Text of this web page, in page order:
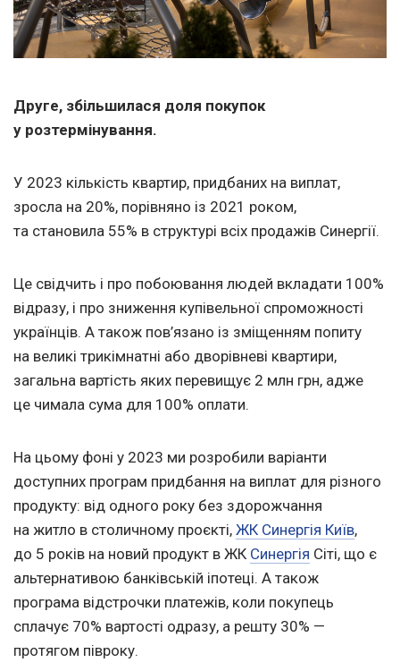
Друге, збільшилася доля покупок
у розтермінування.
У 2023 кількість квартир, придбаних на виплат,
зросла на 20%, порівняно із 2021 роком,
та становила 55% в структурі всіх продажів Синергії.
Це свідчить і про побоювання людей вкладати 100%
відразу, і про зниження купівельної спроможності
українців. А також пов’язано із зміщенням попиту
на великі трикімнатні або дворівневі квартири,
загальна вартість яких перевищує 2 млн грн, адже
це чимала сума для 100% оплати.
На цьому фоні у 2023 ми розробили варіанти
доступних програм придбання на виплат для різного
продукту: від одного року без здорожчання
на житло в столичному проєкті, ЖК Синергія Київ,
до 5 років на новий продукт в ЖК Синергія Сіті, що є
альтернативою банківській іпотеці. А також
програма відстрочки платежів, коли покупець
сплачує 70% вартості одразу, а решту 30% —
протягом півроку.